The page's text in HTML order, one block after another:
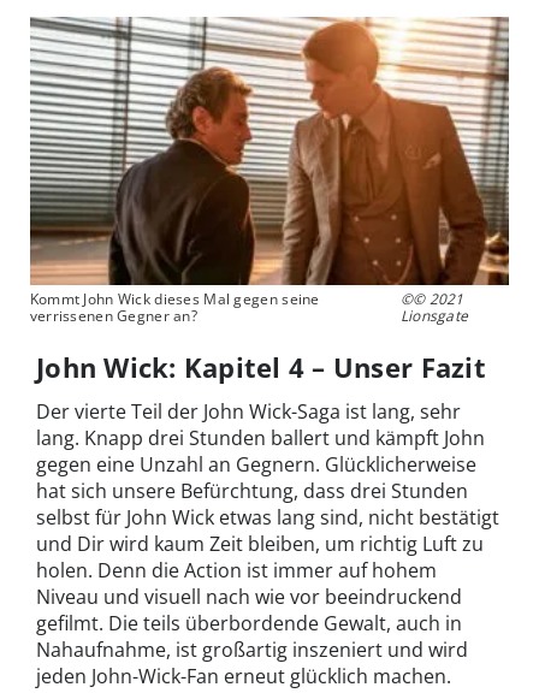
Kommt John Wick dieses Mal gegen seine
verrissenen Gegner an?
©© 2021
Lionsgate
John Wick: Kapitel 4 – Unser Fazit
Der vierte Teil der John Wick-Saga ist lang, sehr
lang. Knapp drei Stunden ballert und kämpft John
gegen eine Unzahl an Gegnern. Glücklicherweise
hat sich unsere Befürchtung, dass drei Stunden
selbst für John Wick etwas lang sind, nicht bestätigt
und Dir wird kaum Zeit bleiben, um richtig Luft zu
holen. Denn die Action ist immer auf hohem
Niveau und visuell nach wie vor beeindruckend
gefilmt. Die teils überbordende Gewalt, auch in
Nahaufnahme, ist großartig inszeniert und wird
jeden John-Wick-Fan erneut glücklich machen.